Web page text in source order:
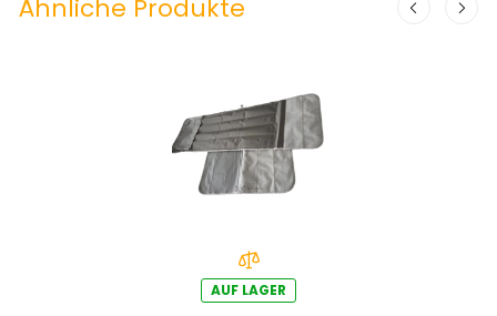
Ähnliche Produkte
AUF LAGER